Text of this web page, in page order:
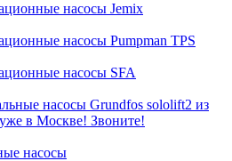
насосы Jemix
насосы Pumpman TPS
насосы SFA
насосы Grundfos sololift2 из
в Москве! Звоните!
насосы